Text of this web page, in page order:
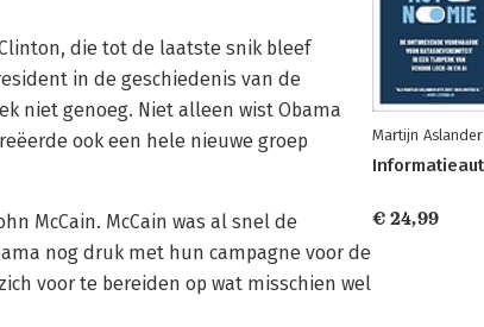
die tot de laatste snik bleef
in de geschiedenis van de
niet genoeg. Niet alleen wist Obama
ook een hele nieuwe groep
McCain. McCain was al snel de
nog druk met hun campagne voor de
voor te bereiden op wat misschien wel
Martijn Aslander
€ 24,99